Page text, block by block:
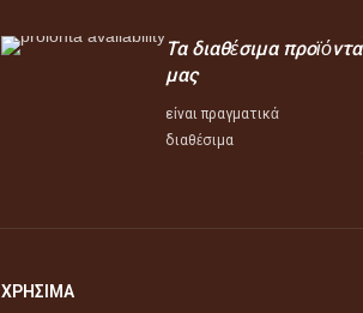
Τα διαθέσιμα προϊόντα
μας
είναι πραγματικά
διαθέσιμα
ΧΡΗΣΙΜΑ